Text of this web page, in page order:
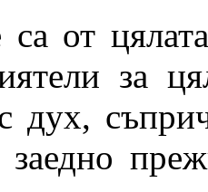
са от
за
дух,
заедно